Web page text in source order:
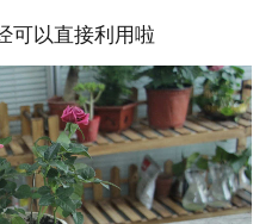
可以直接利用啦